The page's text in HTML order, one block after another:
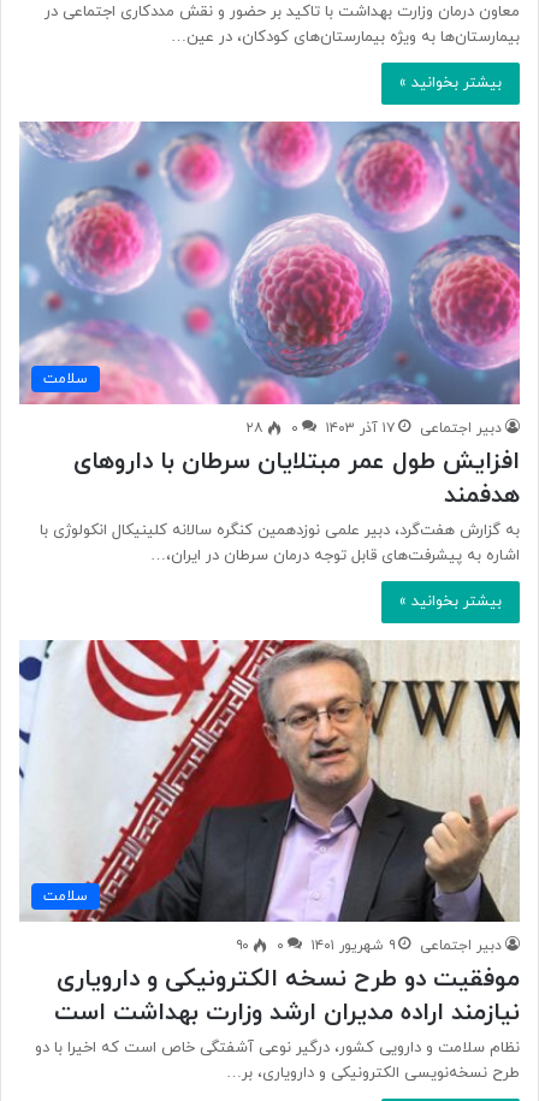
معاون درمان وزارت بهداشت با تاکید بر حضور و نقش مددکاری اجتماعی در
بیمارستان‌ها به ویژه بیمارستان‌های کودکان، در عین…
بیشتر بخوانید »
سلامت
دبیر اجتماعی ۱۷ آذر ۱۴۰۳ ۰ ۲۸
افزایش طول عمر مبتلایان سرطان با داروهای
هدفمند
به گزارش هفت‌گرد، دبیر علمی نوزدهمین کنگره سالانه کلینیکال انکولوژی با
اشاره به پیشرفت‌های قابل توجه درمان سرطان در ایران،…
بیشتر بخوانید »
سلامت
دبیر اجتماعی ۹ شهریور ۱۴۰۱ ۰ ۹۰
موفقیت دو طرح نسخه الکترونیکی و دارویاری
نیازمند اراده مدیران ارشد وزارت بهداشت است
نظام سلامت و دارویی کشور، درگیر نوعی آشفتگی خاص است که اخیرا با دو
طرح نسخه‌نویسی الکترونیکی و دارویاری، بر…